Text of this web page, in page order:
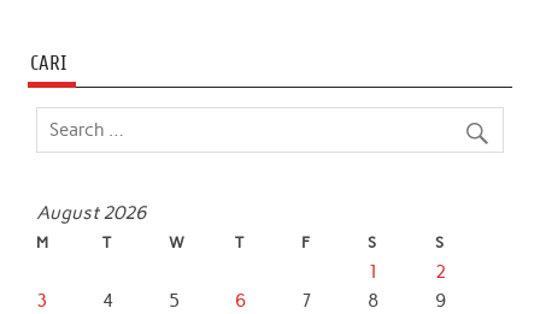
CARI
August 2026
M T W T F S S
1
2
3
4 5 6 7 8
9